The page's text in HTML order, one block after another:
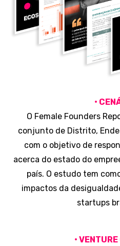
•
O Female Founders
conjunto de Distrito,
com o objetivo de
acerca do estado do
país. O estudo tem
impactos da
startups
•